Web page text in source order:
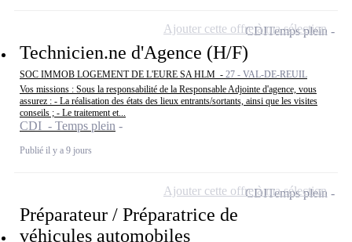
Technicien.ne d'Agence (H/F)
SOC IMMOB LOGEMENT DE L'EURE SA HLM - 27 - VAL-DE-REUIL
Vos missions : Sous la responsabilité de la Responsable Adjointe d'agence, vous
assurez : - La réalisation des états des lieux entrants/sortants, ainsi que les visites
conseils ; - Le traitement et...
CDI - Temps plein
Publié il y a 9 jours
CDITemps plein
Ajouter cette offre à ma sélection
Préparateur / Préparatrice de
véhicules automobiles
CDITemps plein
Ajouter cette offre à ma sélection